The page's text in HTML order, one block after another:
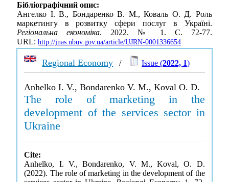
Бібліографічний опис:
Ангелко І. В., Бондаренко В. М., Коваль О. Д. Роль
маркетингу в розвитку сфери послуг в Україні.
Регіональна економіка. 2022. № 1. С. 72-77.
URL: http://jnas.nbuv.gov.ua/article/UJRN-0001336654
Regional Economy / Issue (2022, 1)
Anhelko I. V., Bondarenko V. M., Koval O. D.
The role of marketing in the
development of the services sector in
Ukraine
Cite:
Anhelko, I. V., Bondarenko, V. M., Koval, O. D.
(2022). The role of marketing in the development of the